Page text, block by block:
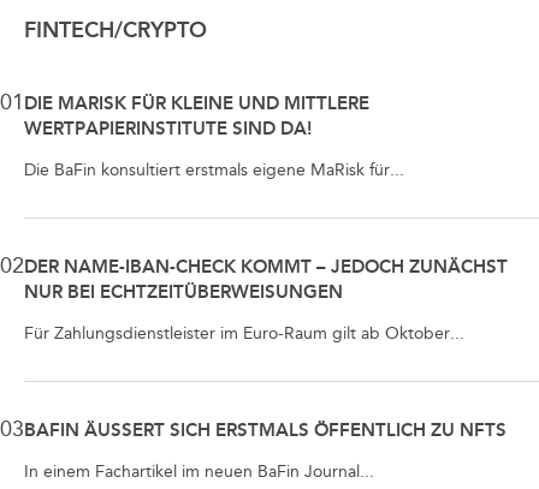
FINTECH/CRYPTO
01 DIE MARISK FÜR KLEINE UND MITTLERE
WERTPAPIERINSTITUTE SIND DA!
Die BaFin konsultiert erstmals eigene MaRisk für...
02 DER NAME-IBAN-CHECK KOMMT – JEDOCH ZUNÄCHST
NUR BEI ECHTZEITÜBERWEISUNGEN
Für Zahlungsdienstleister im Euro-Raum gilt ab Oktober...
03 BAFIN ÄUSSERT SICH ERSTMALS ÖFFENTLICH ZU NFTS
In einem Fachartikel im neuen BaFin Journal...